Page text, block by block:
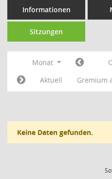
Informationen
Sitzungen
Monat
Aktuell
Gremium
Keine Daten gefunden.